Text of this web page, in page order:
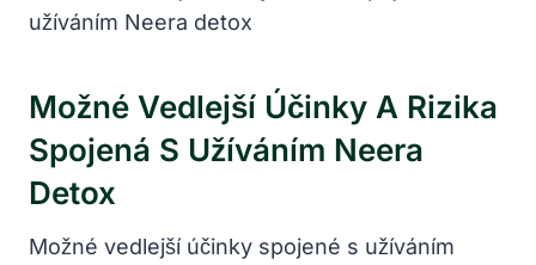
Možné Vedlejší Účinky A Rizika
Spojená S Užíváním Neera
Detox
Možné vedlejší účinky spojené s užíváním